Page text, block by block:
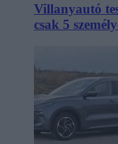
Villanyautó
csak 5